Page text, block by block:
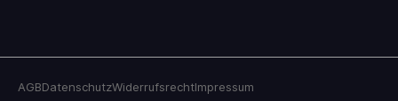
AGBDatenschutzWiderrufsrechtImpressum